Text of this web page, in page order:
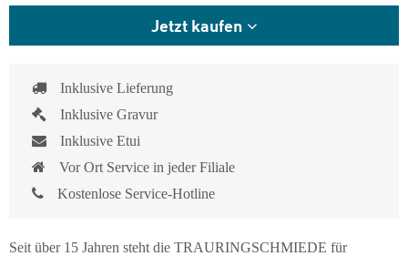
Jetzt kaufen
Inklusive Lieferung
Inklusive Gravur
Inklusive Etui
Vor Ort Service in jeder Filiale
Kostenlose Service-Hotline
Seit über 15 Jahren steht die TRAURINGSCHMIEDE für